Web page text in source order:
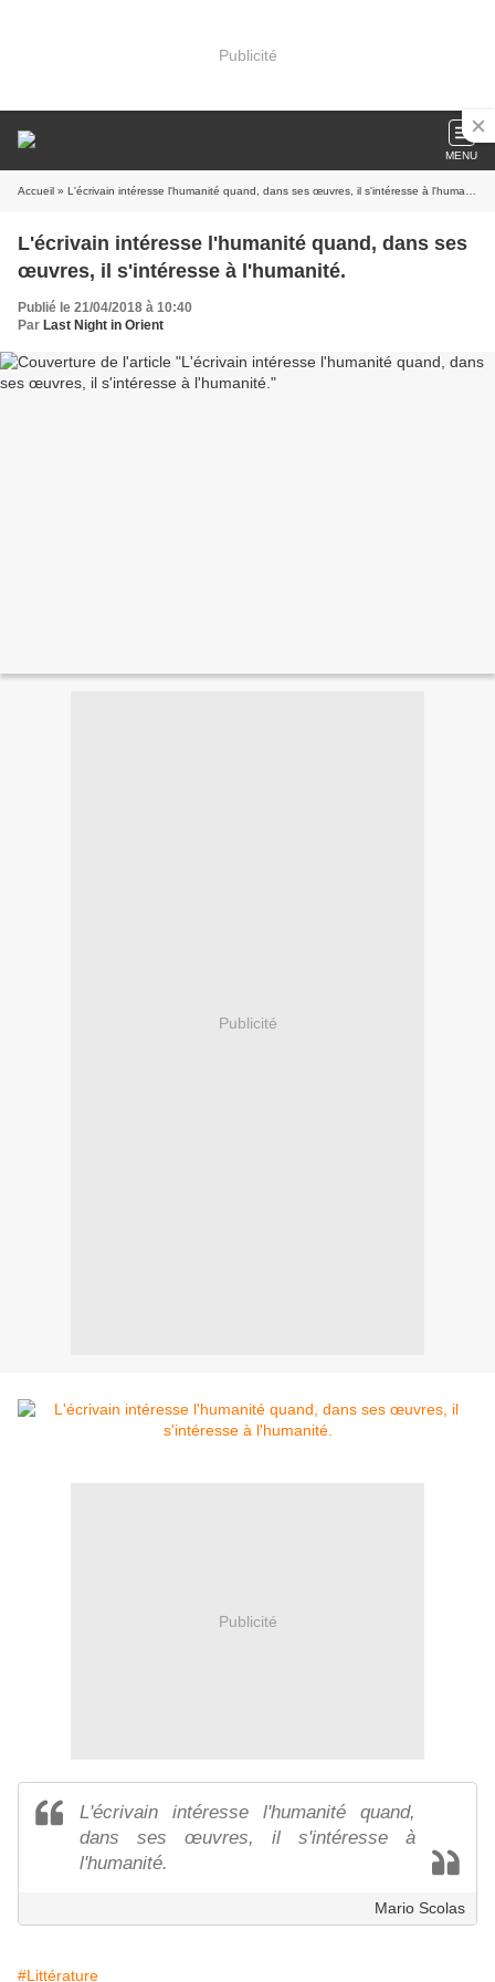
Publicité
MENU
Accueil » L'écrivain intéresse l'humanité quand, dans ses œuvres, il s'intéresse à l'humanité.
L'écrivain intéresse l'humanité quand, dans ses
œuvres, il s'intéresse à l'humanité.
Publié le 21/04/2018 à 10:40
Par Last Night in Orient
Publicité
Publicité
L'écrivain intéresse l'humanité quand,
dans ses œuvres, il s'intéresse à
l'humanité.
Mario Scolas
#Littérature